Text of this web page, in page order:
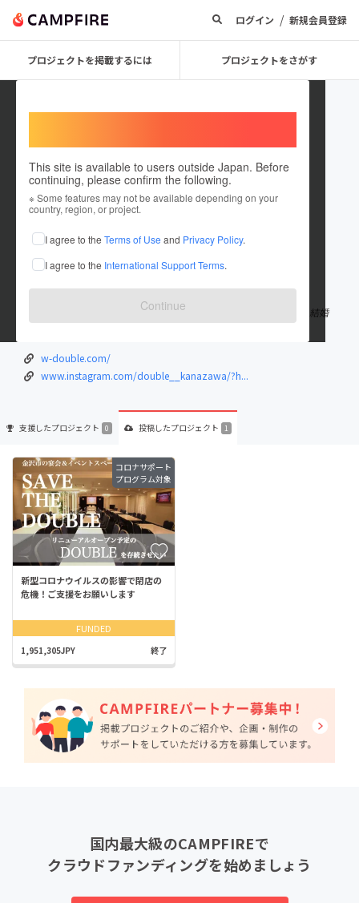
ログイン / 新規会員登録
プロジェクトを掲載するには プロジェクトをさがす
This site is available to users outside Japan. Before
continuing, please confirm the following.
※ Some features may not be available depending on your
country, region, or project.
I agree to the Terms of Use and Privacy Policy.
I agree to the International Support Terms.
Continue
DOUBLEKANAZAWA
これまでに1件のプロジェクトを投稿しています
在住国：日本 現在地：石川県
出身国：日本 出身地：石川県
石川県金沢市の繁華街にあるキャパシティ600人の多目的ホール。結婚
式2次会から宴会、クラブイベントなど営業してます。
w-double.com/
www.instagram.com/double__kanazawa/?h...
支援したプロジェクト 0 投稿したプロジェクト 1
コロナサポート
プログラム対象
新型コロナウイルスの影響で閉店の
危機！ご⽀援をお願いします
FUNDED
1,951,305JPY 終了
国内最大級のCAMPFIREで
クラウドファンディングを始めましょう